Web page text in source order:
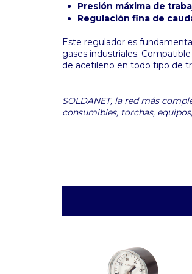
Presión máxima de
Regulación fina de
Este regulador es
gases industriales.
de acetileno en todo tipo de
SOLDANET, la red más
consumibles, torchas,